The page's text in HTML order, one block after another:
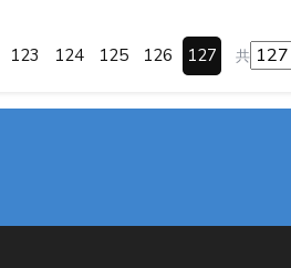
123 124 125 126 127 共